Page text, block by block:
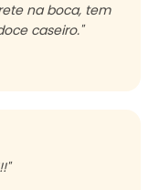
na boca, tem
caseiro."
"